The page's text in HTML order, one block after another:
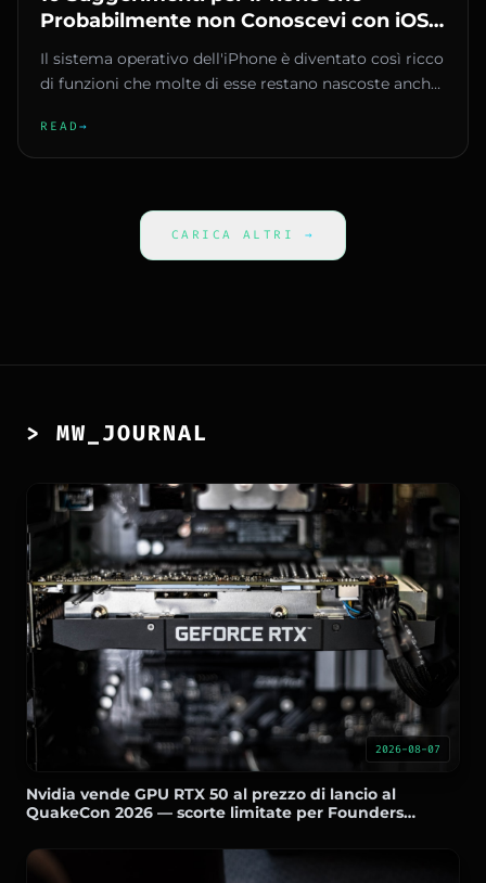
Probabilmente non Conoscevi con iOS
26
Il sistema operativo dell'iPhone è diventato così ricco
di funzioni che molte di esse restano nascoste anche
READ →
CARICA ALTRI →
> MW_JOURNAL
2026-08-07
Nvidia vende GPU RTX 50 al prezzo di lancio al
QuakeCon 2026 — scorte limitate per Founders